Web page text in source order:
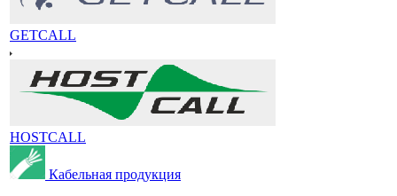
GETCALL
HOSTCALL
Кабельная продукция